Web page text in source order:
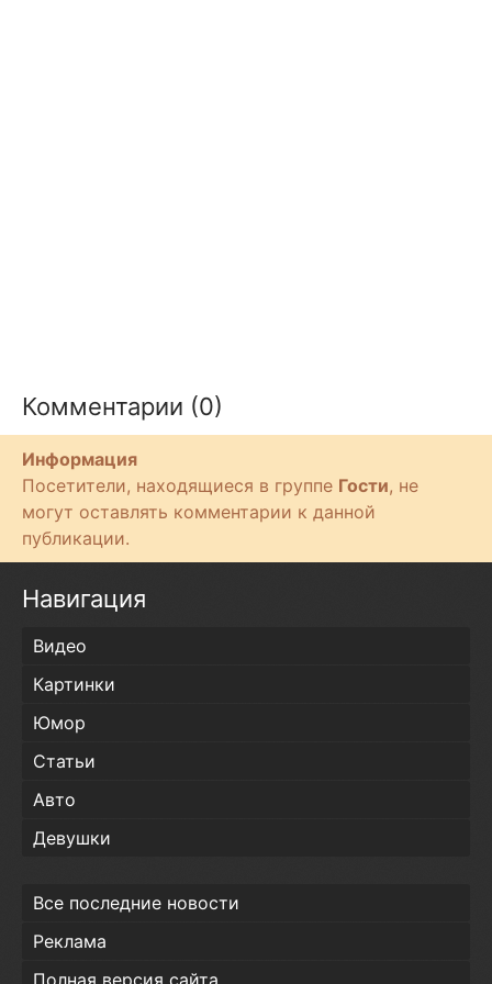
Комментарии (0)
Информация
Посетители, находящиеся в группе Гости, не
могут оставлять комментарии к данной
публикации.
Навигация
Видео
Картинки
Юмор
Статьи
Авто
Девушки
Все последние новости
Реклама